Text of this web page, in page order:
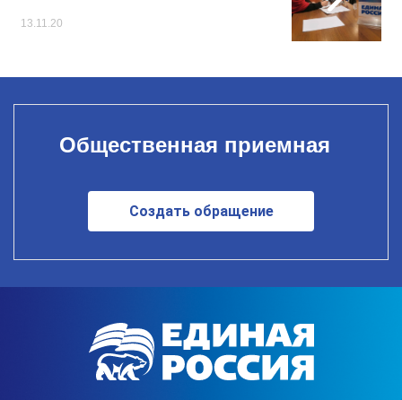
13.11.20
Общественная приемная
Создать обращение